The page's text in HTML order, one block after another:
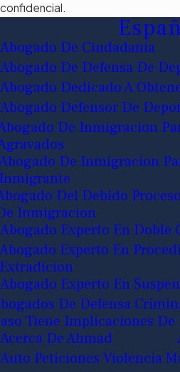
confidencial.
Abogado De Ciudadania
Abogado De Defensa De
Abogado Dedicado A
Abogado Defensor De
De Inmigracion
De Inmigracion
Del Debido
Inmigracion
Abogado Experto En Doble
Experto En
Abogado Experto En
De Defensa
Tiene Implicaciones
Acerca De Ahmad
Auto Peticiones Violencia